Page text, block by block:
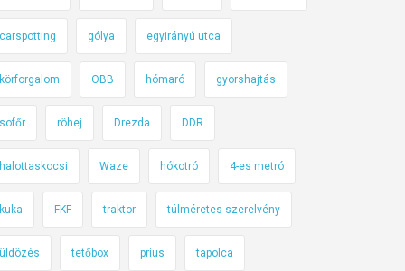
carspotting gólya egyirányú utca
körforgalom OBB hómaró gyorshajtás
sofőr röhej Drezda DDR
halottaskocsi Waze hókotró 4-es metró
kuka FKF traktor túlméretes szerelvény
üldözés tetőbox prius tapolca